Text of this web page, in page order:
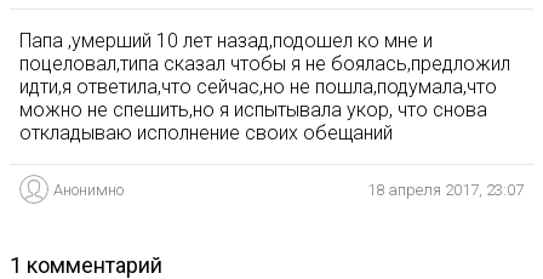
Папа ,умерший 10 лет назад,подошел ко мне и
поцеловал,типа сказал чтобы я не боялась,предложил
идти,я ответила,что сейчас,но не пошла,подумала,что
можно не спешить,но я испытывала укор, что снова
откладываю исполнение своих обещаний
Анонимно 18 апреля 2017, 23:07
1 комментарий